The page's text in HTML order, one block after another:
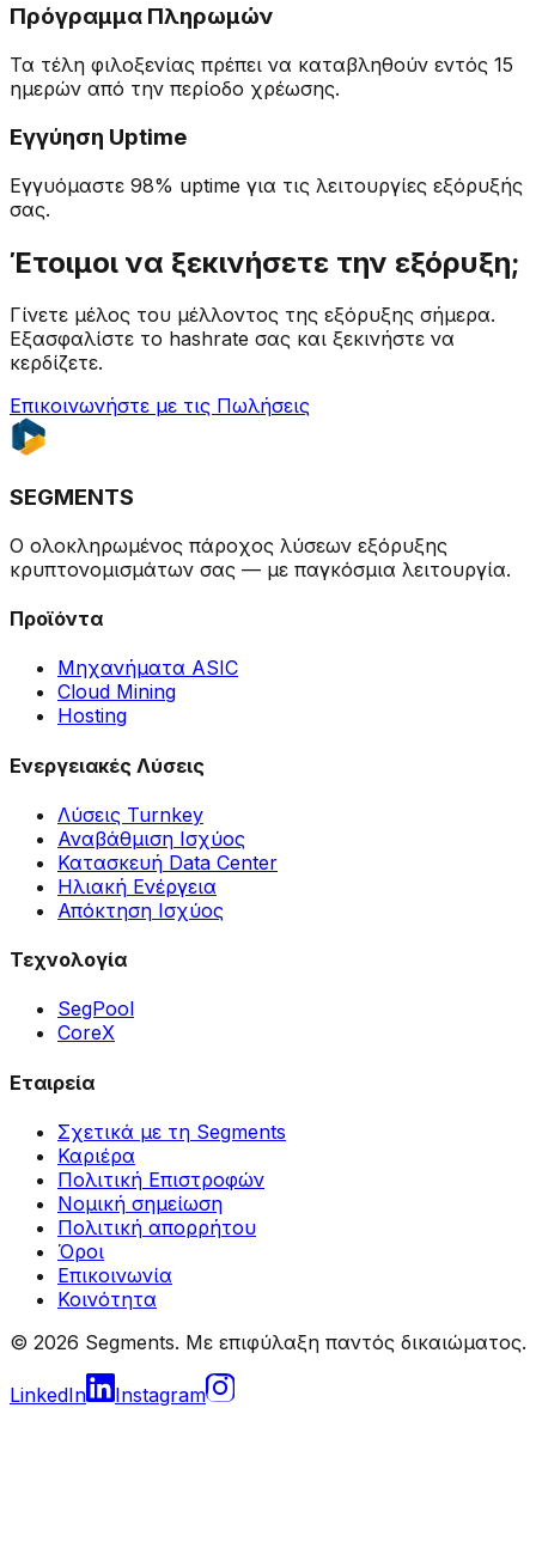
Πρόγραμμα Πληρωμών
Τα τέλη φιλοξενίας πρέπει να καταβληθούν εντός 15
ημερών από την περίοδο χρέωσης.
Εγγύηση Uptime
Εγγυόμαστε 98% uptime για τις λειτουργίες εξόρυξής
σας.
Έτοιμοι να ξεκινήσετε την εξόρυξη;
Γίνετε μέλος του μέλλοντος της εξόρυξης σήμερα.
Εξασφαλίστε το hashrate σας και ξεκινήστε να
κερδίζετε.
Επικοινωνήστε με τις Πωλήσεις
SEGMENTS
Ο ολοκληρωμένος πάροχος λύσεων εξόρυξης
κρυπτονομισμάτων σας — με παγκόσμια λειτουργία.
Προϊόντα
Μηχανήματα ASIC
Cloud Mining
Hosting
Ενεργειακές Λύσεις
Λύσεις Turnkey
Αναβάθμιση Ισχύος
Κατασκευή Data Center
Ηλιακή Ενέργεια
Απόκτηση Ισχύος
Τεχνολογία
SegPool
CoreX
Εταιρεία
Σχετικά με τη Segments
Καριέρα
Πολιτική Επιστροφών
Νομική σημείωση
Πολιτική απορρήτου
Όροι
Επικοινωνία
Κοινότητα
© 2026 Segments. Με επιφύλαξη παντός δικαιώματος.
LinkedIn Instagram